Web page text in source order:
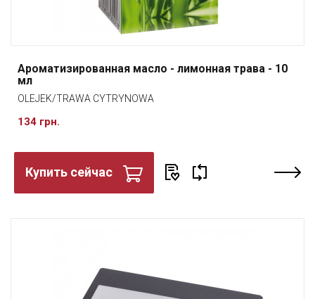
Ароматизированная масло - лимонная трава - 10
мл
OLEJEK/TRAWA CYTRYNOWA
134 грн.
Купить сейчас